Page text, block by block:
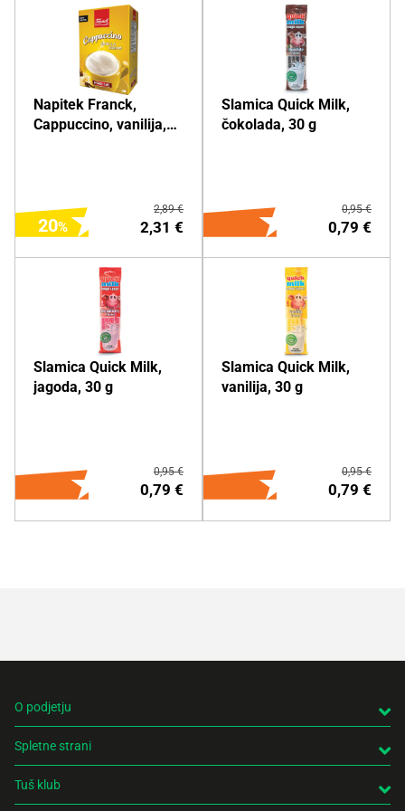
DODAJ NA NAKUPOVALNI
LISTEK
DODAJ NA NAKUPOVALNI
LISTEK
DODAJ NA NAKUPOVALNI
LISTEK
Napitek Franck,
Cappuccino, vanilija,
2,31 €
2,89 €
20
DODAJ NA NAKUPOVALNI
LISTEK
Slamica Quick Milk,
čokolada, 30 g
0,79 €
0,95 €
Slamica Quick Milk,
jagoda, 30 g
0,79 €
0,95 €
Slamica Quick Milk,
vanilija, 30 g
0,79 €
0,95 €
O podjetju
Spletne strani
Tuš klub